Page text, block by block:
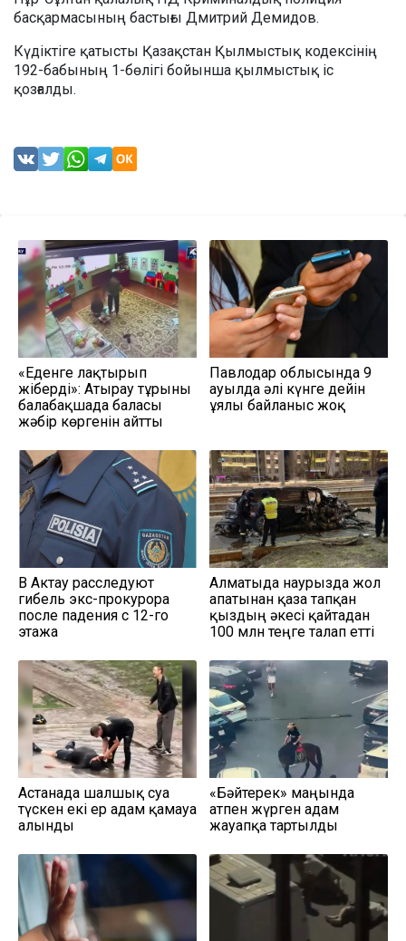
басқармасының бастығы Дмитрий Демидов.
Күдіктіге қатысты Қазақстан Қылмыстық кодексінің
192-бабының 1-бөлігі бойынша қылмыстық іс
қозғалды.
«Еденге лақтырып
жіберді»: Атырау тұрғыны
балабақшада баласы
жәбір көргенін айтты
Павлодар облысында 9
ауылда әлі күнге дейін
ұялы байланыс жоқ
В Актау расследуют
гибель экс-прокурора
после падения с 12-го
этажа
Алматыда наурызда жол
апатынан қаза тапқан
қыздың әкесі қайтадан
100 млн теңге талап етті
Астанада шалшық суға
түскен екі ер адам қамауға
алынды
«Бәйтерек» маңында
атпен жүрген адам
жауапқа тартылды